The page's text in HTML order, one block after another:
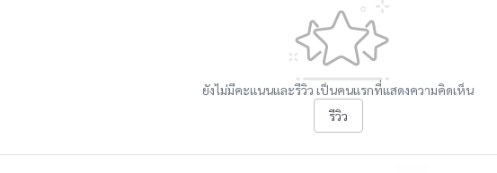
ยังไม่มีคะแนนและรีวิว เป็นคนแรกที่แสดงความคิดเห็น
รีวิว